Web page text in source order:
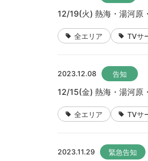
12/19(火) 熱海・湯河
全エリア TVサ
2023.12.08 告知
12/15(金) 熱海・湯河
全エリア TVサ
2023.11.29 緊急告知